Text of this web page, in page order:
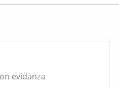
evidanza